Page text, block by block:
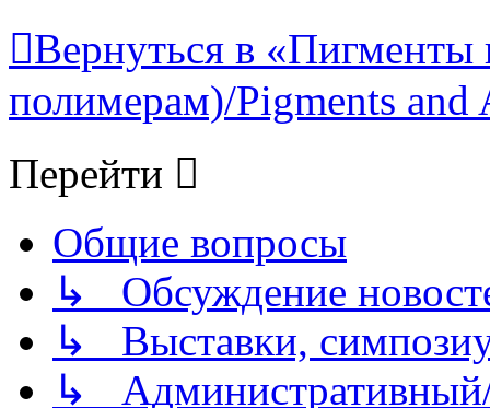
Вернуться в
полимерам)/Pigments and
Перейти
Общие вопросы
↳ Обсуждение
↳ Выставки,
↳